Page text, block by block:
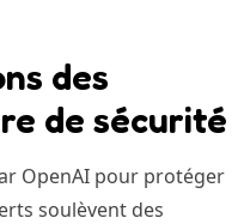
des
de sécurité
OpenAI pour protéger
soulèvent des